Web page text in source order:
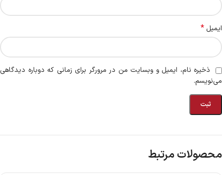
ایمیل *
ذخیره نام، ایمیل و وبسایت من در مرورگر برای زمانی که دوباره دیدگاهی
می‌نویسم.
محصولات مرتبط